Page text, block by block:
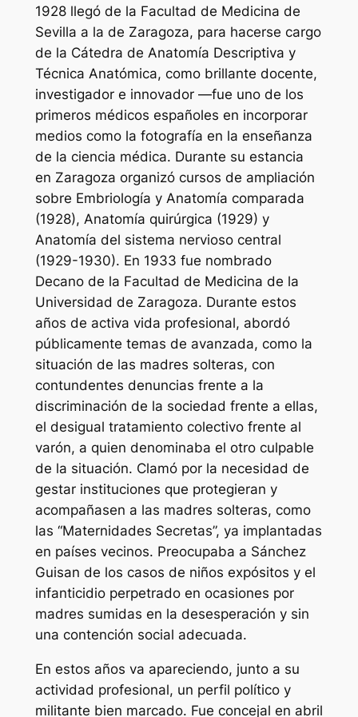
1928 llegó de la Facultad de Medicina de
Sevilla a la de Zaragoza, para hacerse cargo
de la Cátedra de Anatomía Descriptiva y
Técnica Anatómica, como brillante docente,
investigador e innovador —fue uno de los
primeros médicos españoles en incorporar
medios como la fotografía en la enseñanza
de la ciencia médica. Durante su estancia
en Zaragoza organizó cursos de ampliación
sobre Embriología y Anatomía comparada
(1928), Anatomía quirúrgica (1929) y
Anatomía del sistema nervioso central
(1929-1930). En 1933 fue nombrado
Decano de la Facultad de Medicina de la
Universidad de Zaragoza. Durante estos
años de activa vida profesional, abordó
públicamente temas de avanzada, como la
situación de las madres solteras, con
contundentes denuncias frente a la
discriminación de la sociedad frente a ellas,
el desigual tratamiento colectivo frente al
varón, a quien denominaba el otro culpable
de la situación. Clamó por la necesidad de
gestar instituciones que protegieran y
acompañasen a las madres solteras, como
las “Maternidades Secretas”, ya implantadas
en países vecinos. Preocupaba a Sánchez
Guisan de los casos de niños expósitos y el
infanticidio perpetrado en ocasiones por
madres sumidas en la desesperación y sin
una contención social adecuada.
En estos años va apareciendo, junto a su
actividad profesional, un perfil político y
militante bien marcado. Fue concejal en abril